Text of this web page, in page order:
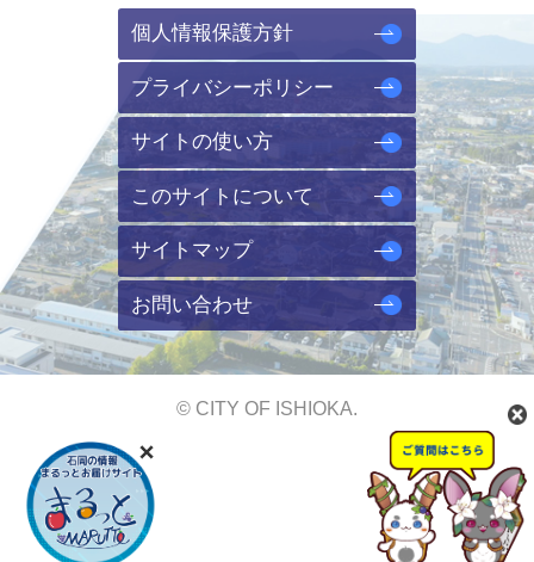
個人情報保護方針
プライバシーポリシー
サイトの使い方
このサイトについて
サイトマップ
お問い合わせ
© CITY OF ISHIOKA.